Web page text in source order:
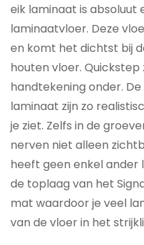
eik laminaat is absoluut
laminaatvloer. Deze
en komt het dichtst bij
houten vloer.
handtekening onder.
laminaat zijn zo
je ziet. Zelfs in de
nerven niet alleen
heeft geen enkel ander
de toplaag van het
mat waardoor je veel
van de vloer in het